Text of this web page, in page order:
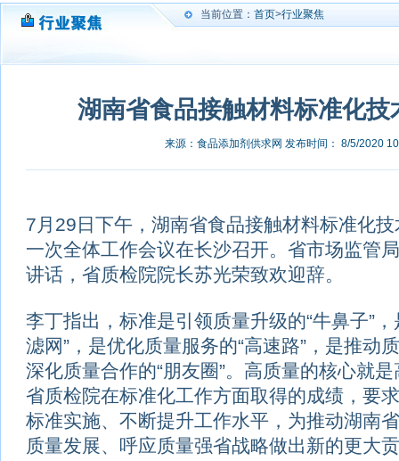
当前位置： 首页>行业聚焦
湖南省食品接触材料标准化技
来源：食品添加剂供求网 发布时间： 8/5/2020
7月29日下午，湖南省食品接触材料标准化
一次全体工作会议在长沙召开。省市场监管
讲话，省质检院院长苏光荣致欢迎辞。
李丁指出，标准是引领质量升级的“牛鼻子”
滤网”，是优化质量服务的“高速路”，是推动
深化质量合作的“朋友圈”。高质量的核心就
省质检院在标准化工作方面取得的成绩，要
标准实施、不断提升工作水平，为推动湖南
质量发展、呼应质量强省战略做出新的更大